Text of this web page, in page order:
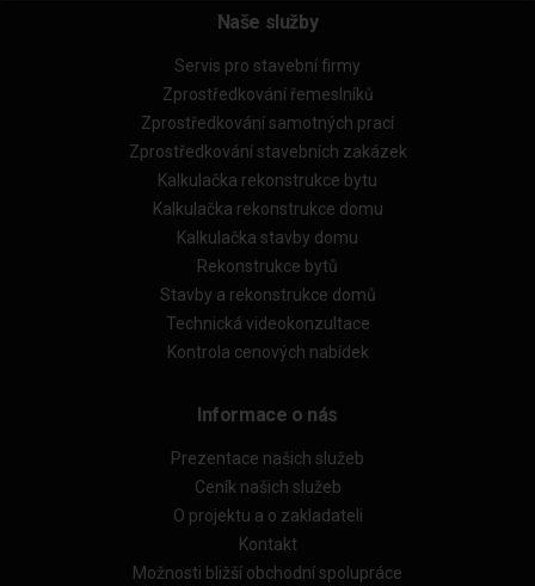
Naše služby
Servis pro stavební firmy
Zprostředkování řemeslníků
Zprostředkování samotných prací
Zprostředkování stavebních zakázek
Kalkulačka rekonstrukce bytu
Kalkulačka rekonstrukce domu
Kalkulačka stavby domu
Rekonstrukce bytů
Stavby a rekonstrukce domů
Technická videokonzultace
Kontrola cenových nabídek
Informace o nás
Prezentace našich služeb
Ceník našich služeb
O projektu a o zakladateli
Kontakt
Možnosti bližší obchodní spolupráce